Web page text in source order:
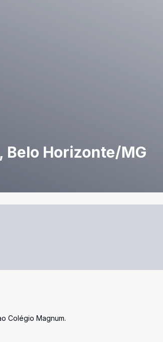
Belo Horizonte/MG
Colégio Magnum.